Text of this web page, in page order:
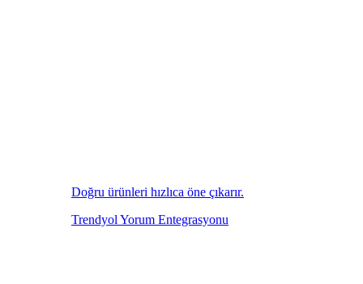
Doğru ürünleri hızlıca öne çıkarır.
Trendyol Yorum Entegrasyonu